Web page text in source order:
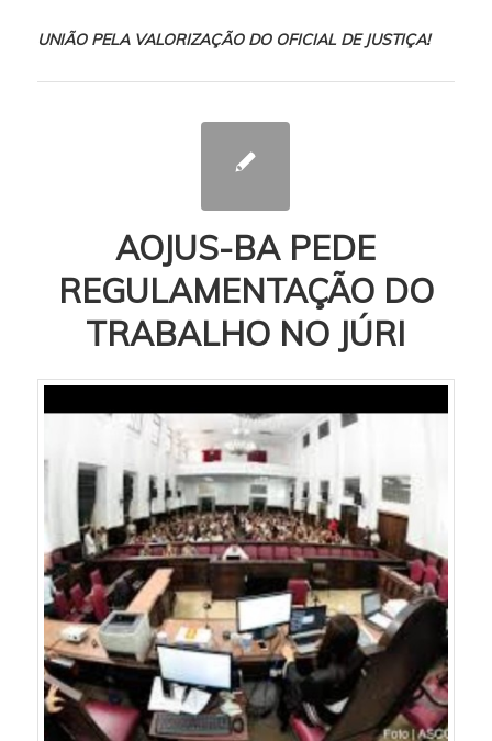
UNIÃO PELA VALORIZAÇÃO DO OFICIAL DE JUSTIÇA!
AOJUS-BA PEDE
REGULAMENTAÇÃO DO
TRABALHO NO JÚRI